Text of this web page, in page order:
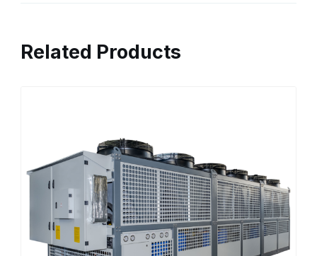
Related Products